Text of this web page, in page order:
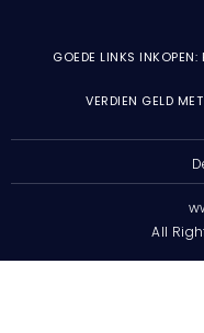
GOEDE LINKS
VERDIEN GELD
All